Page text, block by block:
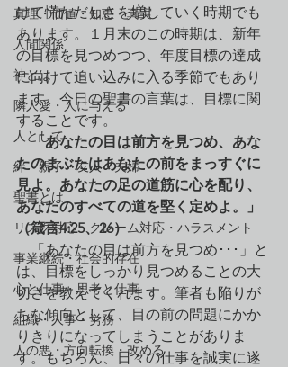
真理・価値・知恵・真実
人間関係
神とは
隣人愛・人に与える
人として
絆・親子・友人・夫婦
聖書とは
リスク対応・クレーム対応・ハラスメント
事業継続・社会的存在
心と仕事・思考と仕事
組織・人事・労務
人の悪・方向転換・改める
けて慌ただしさを増していく時期でも
あります。１月末のこの時期は、新年
の目標を見つめつつ、年度目標の達成
に向けて追い込みに入る季節でもあり
ます。今日の聖書の言葉は、目標に関
することです。
「あなたの目は前方を見つめ、あな
たのまぶたはあなたの前をまっすぐに
見よ。あなたの足の道筋に心を配り、
あなたのすべての道を堅く定めよ。」
（箴言4:25、26）
「あなたの目は前方を見つめ･･･」と
は、目標をしっかり見つめることの大
切さを教えてくれます。筆者も陥りが
ちな傾向として、目の前の問題にかか
りきりになってしまうことがありま
す。もちろん、日々の仕事を誠実に遂